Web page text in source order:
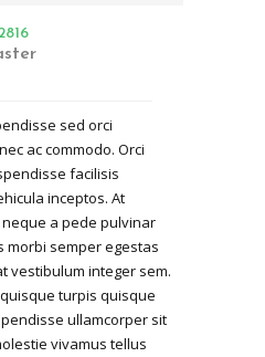
sed orci
ac commodo. Orci
facilisis
inceptos. At
a pede pulvinar
morbi semper egestas
vestibulum integer sem.
turpis quisque
ullamcorper sit
vivamus tellus